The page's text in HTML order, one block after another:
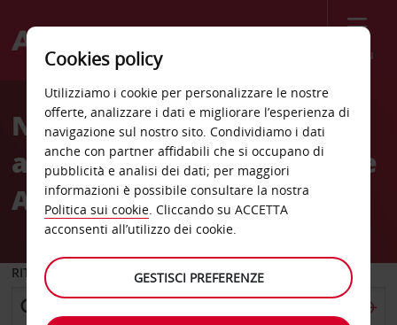
Menù
Welcome
AvisNoleggio auto
all'Aeroporto di Newcastle
Australia (NTL)
RITIRO DA
Cookies policy
Utilizziamo i cookie per personalizzare le nostre
offerte, analizzare i dati e migliorare l’esperienza di
navigazione sul nostro sito. Condividiamo i dati
anche con partner affidabili che si occupano di
pubblicità e analisi dei dati; per maggiori
informazioni è possibile consultare la nostra
Politica sui cookie. Cliccando su ACCETTA
acconsenti all’utilizzo dei cookie.
GESTISCI PREFERENZE